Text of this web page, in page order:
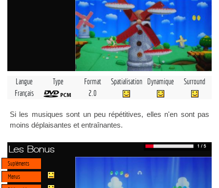
Langue Type Format Spatialisation Dynamique
Surround
Français
2.0
Si les musiques sont un peu répétitives, elles n'en sont pas
moins déplaisantes et entraînantes.
Les Bonus
Supléments
Menus